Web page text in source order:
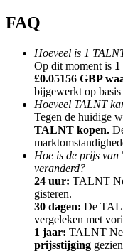
Doorverwijzing
Nodig een vriend
BTC Welcome Rewards
FAQ
Hoeveel is 1
Op dit moment is
£0.05156 GBP
bijgewerkt op
Hoeveel TALNT
Tegen de huidige
TALNT kopen.
Hoe is de prijs van
veranderd?
24 uur: TALNT
gisteren.
30 dagen: De
vergeleken met
1 jaar: TALNT
prijsstijging